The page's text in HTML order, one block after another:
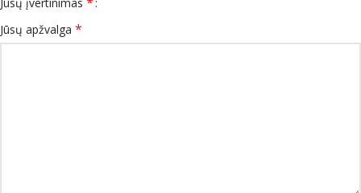
Jūsų įvertinimas
Jūsų apžvalga *